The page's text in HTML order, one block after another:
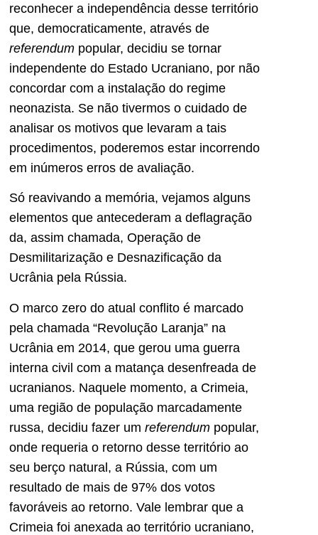
reconhecer a independência desse território
que, democraticamente, através de
referendum popular, decidiu se tornar
independente do Estado Ucraniano, por não
concordar com a instalação do regime
neonazista. Se não tivermos o cuidado de
analisar os motivos que levaram a tais
procedimentos, poderemos estar incorrendo
em inúmeros erros de avaliação.
Só reavivando a memória, vejamos alguns
elementos que antecederam a deflagração
da, assim chamada, Operação de
Desmilitarização e Desnazificação da
Ucrânia pela Rússia.
O marco zero do atual conflito é marcado
pela chamada “Revolução Laranja” na
Ucrânia em 2014, que gerou uma guerra
interna civil com a matança desenfreada de
ucranianos. Naquele momento, a Crimeia,
uma região de população marcadamente
russa, decidiu fazer um referendum popular,
onde requeria o retorno desse território ao
seu berço natural, a Rússia, com um
resultado de mais de 97% dos votos
favoráveis ao retorno. Vale lembrar que a
Crimeia foi anexada ao território ucraniano,